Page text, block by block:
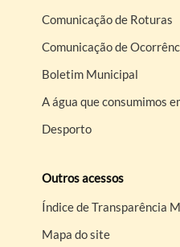
Comunicação de Roturas
Comunicação de
Boletim Municipal
A água que consumimos
Desporto
Outros acessos
Índice de Transparência
Mapa do site